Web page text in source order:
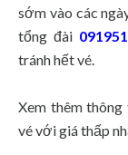
sớm vào các
tổng đài
tránh hết vé.
Xem thêm
vé với giá thấp